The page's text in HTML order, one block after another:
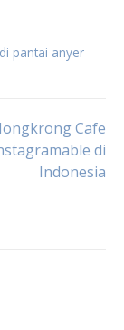
pantai anyer
Cafe
di
Indonesia